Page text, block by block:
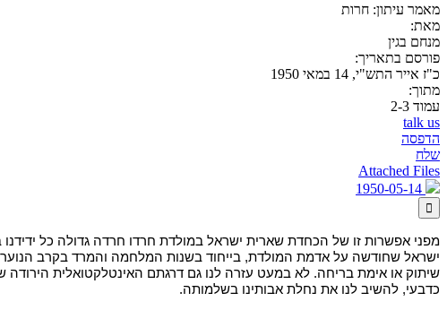
מאמר עיתון: חרות
מאת:
מנחם בגין
פורסם בתאריך:
כ"ז אייר התש"י, 14 במאי 1950
מתוך:
עמוד 2-3
talk us
הדפסה
שלח
Attached Files

מפני אפשרות זו של הכחדת שארית ישראל במולדת חרדו חרדה גדולה כל
ישראל שחודשה על אדמת המולדת, בייחוד בשנות המלחמה והמרד בקרב הנוער
שיתוק או אימת בריחה. לא במעט עזרה לנו גם דרגתם האינטלקטואלית הירודה
כדבעי, להשיב לנו את נחלת אבותינו בשלמותה.